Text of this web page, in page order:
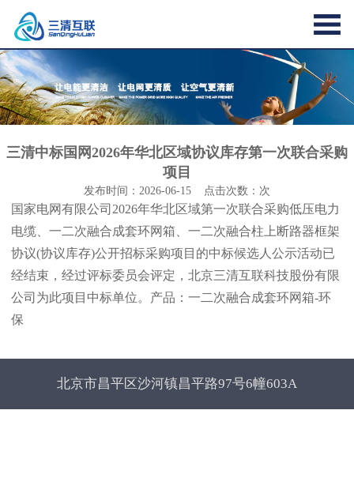
三清中标国网2026年华北区域协议库存第一次联合采购
项目
发布时间：2026-06-15 点击次数： 次
国家电网有限公司2026年华北区域第一次联合采购低压电力
电缆、一二次融合成套环网箱、一二次融合柱上断路器框架
协议(协议库存)公开招标采购项目的中标候选人公示活动已
经结束，经过评标委员会评定，北京三清互联科技股份有限
公司为此项目中标单位。产品：一二次融合成套环网箱-环
保
北京市昌平区沙河镇昌平路97号6幢603A